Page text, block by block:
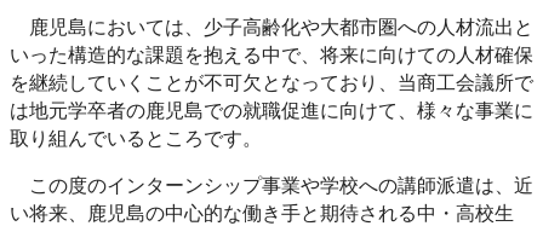
鹿児島においては、少子高齢化や大都市圏への人材流出と
いった構造的な課題を抱える中で、将来に向けての人材確保
を継続していくことが不可欠となっており、当商工会議所で
は地元学卒者の鹿児島での就職促進に向けて、様々な事業に
取り組んでいるところです。
この度のインターンシップ事業や学校への講師派遣は、近
い将来、鹿児島の中心的な働き手と期待される中・高校生